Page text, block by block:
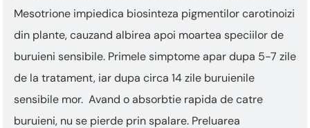
Mesotrione impiedica biosinteza pigmentilor carotinoizi
din plante, cauzand albirea apoi moartea speciilor de
buruieni sensibile. Primele simptome apar dupa 5-7 zile
de la tratament, iar dupa circa 14 zile buruienile
sensibile mor. Avand o absorbtie rapida de catre
buruieni, nu se pierde prin spalare. Preluarea